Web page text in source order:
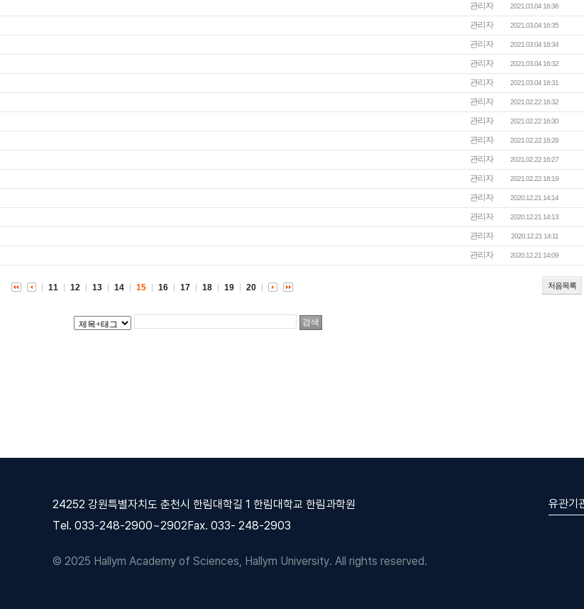
관리자 2021.03.04 16:36
관리자 2021.03.04 16:35
관리자 2021.03.04 16:34
관리자 2021.03.04 16:32
관리자 2021.03.04 16:31
관리자 2021.02.22 16:32
관리자 2021.02.22 16:30
관리자 2021.02.22 16:28
관리자 2021.02.22 16:27
관리자 2021.02.22 16:19
관리자 2020.12.21 14:14
관리자 2020.12.21 14:13
관리자 2020.12.21 14:11
관리자 2020.12.21 14:09
처음목록
11 12 13 14 15 16 17 18 19 20
24252 강원특별자치도 춘천시 한림대학길 1 한림대학교 한림과학원
Tel. 033-248-2900~2902Fax. 033- 248-2903
© 2025 Hallym Academy of Sciences, Hallym University. All rights reserved.
유관기